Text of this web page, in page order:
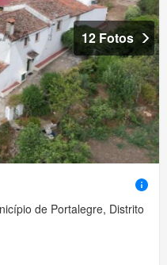
12 Fotos
de Portalegre, Distrito